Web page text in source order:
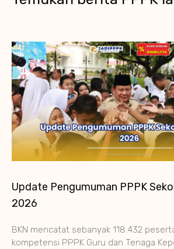
Update Pengumuman PPPK
2026
BKN mencatat sebanyak 118.432
kompetensi PPPK Guru dan Tenaga